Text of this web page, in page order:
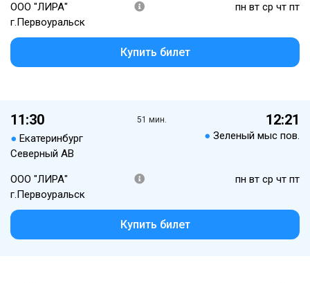
ООО "ЛИРА"
г.Первоуральск
пн вт ср чт пт
Купить билет
11:30
● Екатеринбург
Северный АВ
51 мин. 12:21
● Зеленый мыс пов.
ООО "ЛИРА"
г.Первоуральск
пн вт ср чт пт
Купить билет